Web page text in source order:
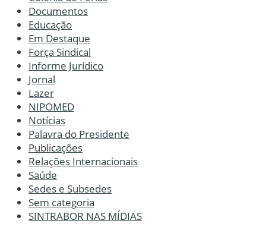
Documentos
Educação
Em Destaque
Força Sindical
Informe Jurídico
Jornal
Lazer
NIPOMED
Notícias
Palavra do Presidente
Publicações
Relações Internacionais
Saúde
Sedes e Subsedes
Sem categoria
SINTRABOR NAS MÍDIAS